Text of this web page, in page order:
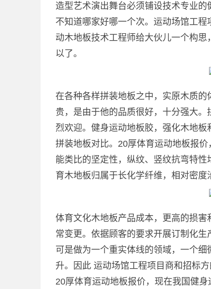
造型艺术演出舞台必须铺设技术专业
不知道哪家好哪一个次。运动场馆工
动木地板技术工程师给大伙儿一个构
以了。
在各种各样拼装地板之中，实原木质
贵，是由于他的品质很好，十分强大
烈欢迎。健身运动地板胶，强化木地
拼装地板对比。20厚体育运动地板报
能类比的坚定性，纵纹、竖纹抗弯特
育木地板归属于长化学纤维，相对密度
体育文化木地板产品成本，更高的损
常变更。依据顾客的要求开展订制化
可是做为一个重实体线的领域，一个
升。因此 运动场馆工程项目商和招标
20厚体育运动地板报价，现在我国健